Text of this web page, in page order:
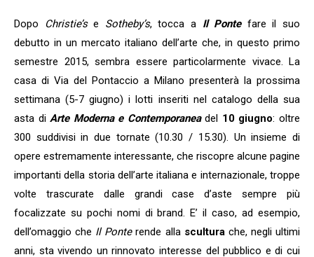
Dopo Christie’se Sotheby’s, tocca a Il Pontefare il suo
debutto in un mercato italiano dell’arte che, in questo primo
semestre 2015, sembra essere particolarmente vivace. La
casa di Via del Pontaccio a Milano presenterà la prossima
settimana (5-7 giugno) i lotti inseriti nel catalogo della sua
asta diArte Moderna e Contemporaneadel 10 giugno: oltre
300 suddivisi in due tornate (10.30 / 15.30). Un insieme di
opere estremamente interessante, che riscopre alcune pagine
importanti della storia dell’arte italiana e internazionale, troppe
volte trascurate dalle grandi case d’aste sempre più
focalizzate su pochi nomi di brand. E’ il caso, ad esempio,
dell’omaggio che Il Ponterende alla sculturache, negli ultimi
anni, sta vivendo un rinnovato interesse del pubblico e di cui